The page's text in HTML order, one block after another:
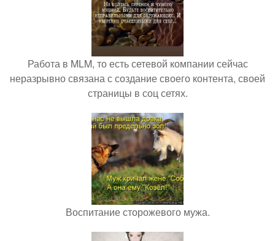
Работа в MLM, то есть сетевой компании сейчас
неразрывно связана с создание своего контента, своей
страницы в соц сетях.
Воспитание сторожевого мужа.